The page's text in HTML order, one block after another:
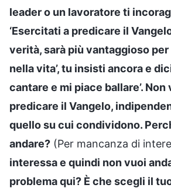
leader o un lavoratore ti
‘Esercitati a predicare il
verità, sarà più vantaggioso
nella vita’, tu insisti ancora e
cantare e mi piace ballare’. Non
predicare il Vangelo,
quello su cui condividono.
andare? (Per mancanza di
interessa e quindi non vuoi
problema qui? È che scegli il